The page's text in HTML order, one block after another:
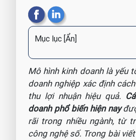
Mục lục [Ẩn]
Mô hình kinh doanh là yếu
doanh nghiệp xác định
thu lợi nhuận hiệu quả.
doanh phổ biến hiện nay
rãi trong nhiều ngành, từ
công nghệ số. Trong bài viết